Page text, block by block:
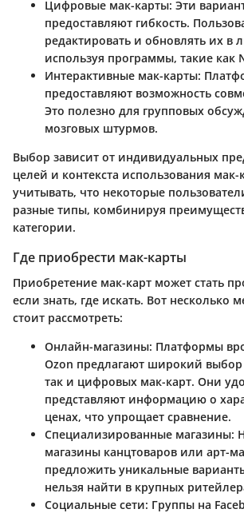
Цифровые мак-карты: Эти
предоставляют гибкость.
редактировать и обновлять их в
используя программы, такие как
Интерактивные мак-карты:
предоставляют возможность
Это полезно для групповых
мозговых штурмов.
Выбор зависит от индивидуальных
целей и контекста использования мак-
учитывать, что некоторые
разные типы, комбинируя
категории.
Где приобрести мак-карты
Приобретение мак-карт может стать
если знать, где искать. Вот несколько
стоит рассмотреть:
Онлайн-магазины: Платформы
Ozon предлагают широкий выбор
так и цифровых мак-карт. Они
представляют информацию о
ценах, что упрощает сравнение.
Специализированные магазины:
магазины канцтоваров или арт-
предложить уникальные
нельзя найти в крупных
Социальные сети: Группы на